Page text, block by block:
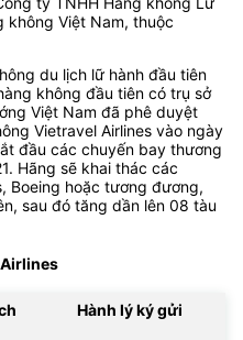
không Việt Nam, thuộc
du lịch lữ hành đầu tiên
không đầu tiên có trụ sở
Việt Nam đã phê duyệt
Vietravel Airlines vào ngày
đầu các chuyến bay thương
Hãng sẽ khai thác các
Boeing hoặc tương đương,
sau đó tăng dần lên 08 tàu
Hành lý ký gửi